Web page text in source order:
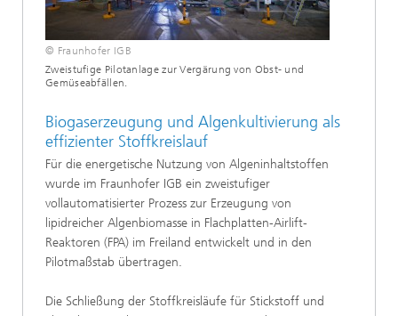
© Fraunhofer IGB
Zweistufige Pilotanlage zur Vergärung von Obst- und
Gemüseabfällen.
Biogaserzeugung und Algenkultivierung als
effizienter Stoffkreislauf
Für die energetische Nutzung von Algeninhaltstoffen
wurde im Fraunhofer IGB ein zweistufiger
vollautomatisierter Prozess zur Erzeugung von
lipidreicher Algenbiomasse in Flachplatten-Airlift-
Reaktoren (FPA) im Freiland entwickelt und in den
Pilotmaßstab übertragen.
Die Schließung der Stoffkreisläufe für Stickstoff und